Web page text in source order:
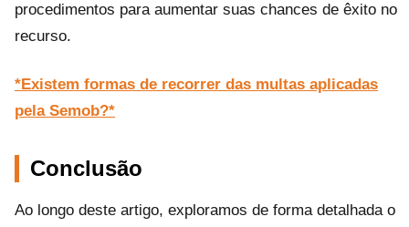
procedimentos para aumentar suas chances de êxito no
recurso.
*Existem formas de recorrer das multas aplicadas
pela Semob?*
Conclusão
Ao longo deste artigo, exploramos de forma detalhada o